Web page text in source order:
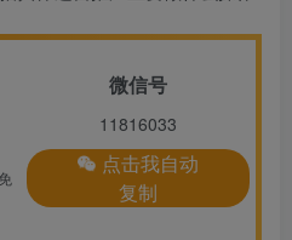
微信号
11816033
点击我自动
复制